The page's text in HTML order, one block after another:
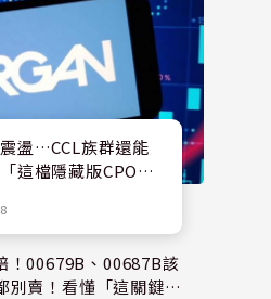
盪…CCL族群還能
這檔隱藏版CPO
！00679B、00687B該
別賣！看懂「這關鍵」